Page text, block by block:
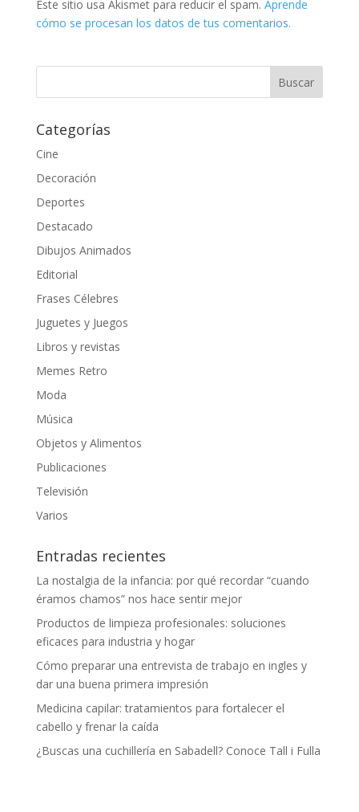
Este sitio usa Akismet para reducir el spam. Aprende
cómo se procesan los datos de tus comentarios.
Categorías
Cine
Decoración
Deportes
Destacado
Dibujos Animados
Editorial
Frases Célebres
Juguetes y Juegos
Libros y revistas
Memes Retro
Moda
Música
Objetos y Alimentos
Publicaciones
Televisión
Varios
Entradas recientes
La nostalgia de la infancia: por qué recordar “cuando
éramos chamos” nos hace sentir mejor
Productos de limpieza profesionales: soluciones
eficaces para industria y hogar
Cómo preparar una entrevista de trabajo en ingles y
dar una buena primera impresión
Medicina capilar: tratamientos para fortalecer el
cabello y frenar la caída
¿Buscas una cuchillería en Sabadell? Conoce Tall i Fulla